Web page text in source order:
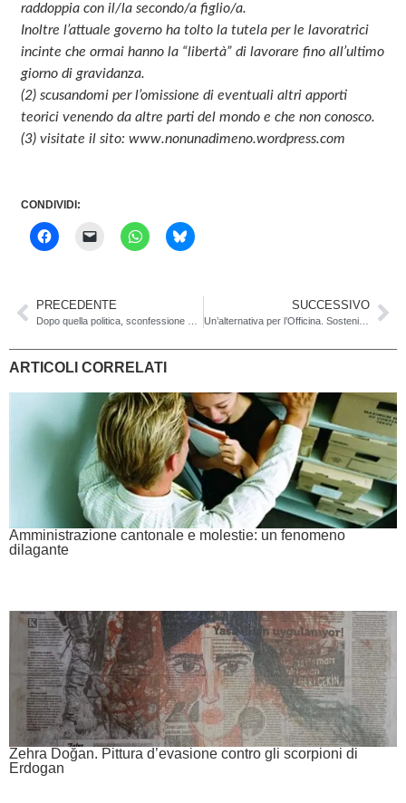
raddoppia con il/la secondo/a figlio/a.
Inoltre l’attuale governo ha tolto la tutela per le lavoratrici
incinte che ormai hanno la “libertà” di lavorare fino all’ultimo
giorno di gravidanza.
(2) scusandomi per l’omissione di eventuali altri apporti
teorici venendo da altre parti del mondo e che non conosco.
(3) visitate il sito: www.nonunadimeno.wordpress.com
CONDIVIDI:
PRECEDENTE SUCCESSIVO
Un’alternativa per l’Officina. Sosteniamo l’iniziativa “Giù le mani”
ARTICOLI CORRELATI
Amministrazione cantonale e molestie: un fenomeno
dilagante
Zehra Doğan. Pittura d’evasione contro gli scorpioni di
Erdogan